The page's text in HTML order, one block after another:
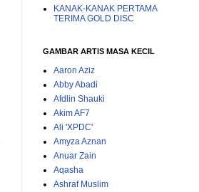
KANAK-KANAK PERTAMA
TERIMA GOLD DISC
GAMBAR ARTIS MASA KECIL
Aaron Aziz
Abby Abadi
Afdlin Shauki
Akim AF7
Ali 'XPDC'
Amyza Aznan
Anuar Zain
Aqasha
Ashraf Muslim